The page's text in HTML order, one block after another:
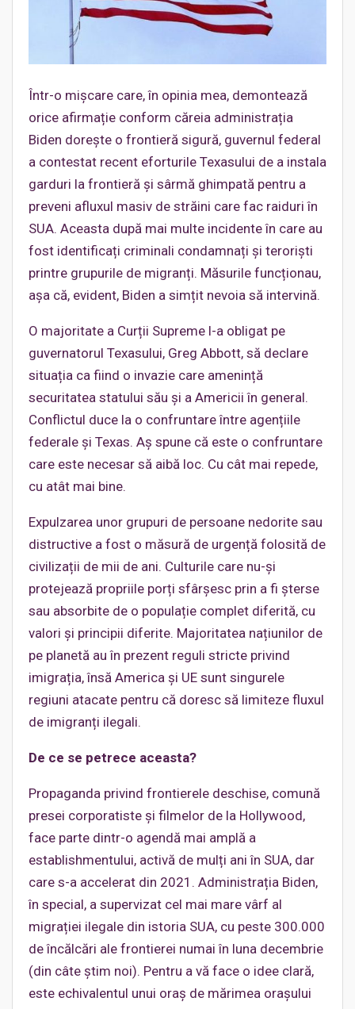
Într-o mișcare care, în opinia mea, demontează
orice afirmație conform căreia administrația
Biden dorește o frontieră sigură, guvernul federal
a contestat recent eforturile Texasului de a instala
garduri la frontieră și sârmă ghimpată pentru a
preveni afluxul masiv de străini care fac raiduri în
SUA. Aceasta după mai multe incidente în care au
fost identificați criminali condamnați și teroriști
printre grupurile de migranți. Măsurile funcționau,
așa că, evident, Biden a simțit nevoia să intervină.
O majoritate a Curții Supreme l-a obligat pe
guvernatorul Texasului, Greg Abbott, să declare
situația ca fiind o invazie care amenință
securitatea statului său și a Americii în general.
Conflictul duce la o confruntare între agențiile
federale și Texas. Aș spune că este o confruntare
care este necesar să aibă loc. Cu cât mai repede,
cu atât mai bine.
Expulzarea unor grupuri de persoane nedorite sau
distructive a fost o măsură de urgență folosită de
civilizații de mii de ani. Culturile care nu-și
protejează propriile porți sfârșesc prin a fi șterse
sau absorbite de o populație complet diferită, cu
valori și principii diferite. Majoritatea națiunilor de
pe planetă au în prezent reguli stricte privind
imigrația, însă America și UE sunt singurele
regiuni atacate pentru că doresc să limiteze fluxul
de imigranți ilegali.
De ce se petrece aceasta?
Propaganda privind frontierele deschise, comună
presei corporatiste și filmelor de la Hollywood,
face parte dintr-o agendă mai amplă a
establishmentului, activă de mulți ani în SUA, dar
care s-a accelerat din 2021. Administrația Biden,
în special, a supervizat cel mai mare vârf al
migrației ilegale din istoria SUA, cu peste 300.000
de încălcări ale frontierei numai în luna decembrie
(din câte știm noi). Pentru a vă face o idee clară,
este echivalentul unui oraș de mărimea orașului